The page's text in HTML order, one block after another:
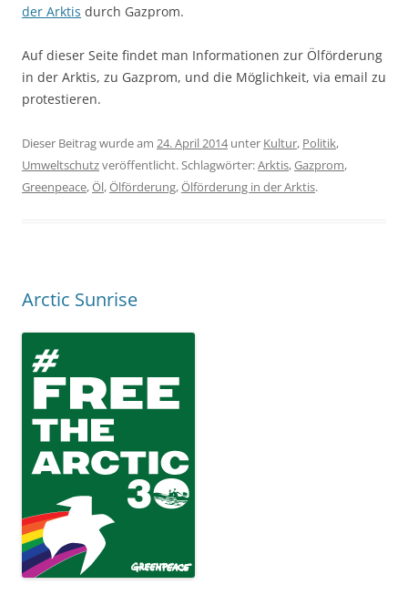
der Arktis durch Gazprom.
Auf dieser Seite findet man Informationen zur Ölförderung
in der Arktis, zu Gazprom, und die Möglichkeit, via email zu
protestieren.
Dieser Beitrag wurde am 24. April 2014unter Kultur, Politik,
Umweltschutzveröffentlicht. Schlagwörter:Arktis,Gazprom,
Greenpeace,Öl,Ölförderung,Ölförderung in der Arktis.
Arctic Sunrise